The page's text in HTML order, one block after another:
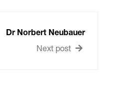
Dr Norbert Neubauer
Next post